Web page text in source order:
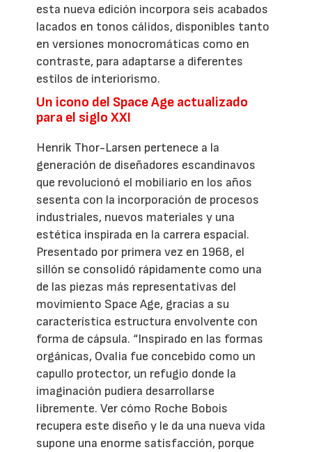
esta nueva edición incorpora seis acabados
lacados en tonos cálidos, disponibles tanto
en versiones monocromáticas como en
contraste, para adaptarse a diferentes
estilos de interiorismo.
Un icono del Space Age actualizado
para el siglo XXI
Henrik Thor-Larsen pertenece a la
generación de diseñadores escandinavos
que revolucionó el mobiliario en los años
sesenta con la incorporación de procesos
industriales, nuevos materiales y una
estética inspirada en la carrera espacial.
Presentado por primera vez en 1968, el
sillón se consolidó rápidamente como una
de las piezas más representativas del
movimiento Space Age, gracias a su
característica estructura envolvente con
forma de cápsula. “Inspirado en las formas
orgánicas, Ovalia fue concebido como un
capullo protector, un refugio donde la
imaginación pudiera desarrollarse
libremente. Ver cómo Roche Bobois
recupera este diseño y le da una nueva vida
supone una enorme satisfacción, porque